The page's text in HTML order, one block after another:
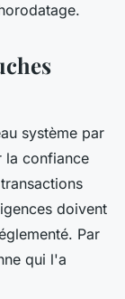
système par
la confiance
doivent
Par
qui l'a